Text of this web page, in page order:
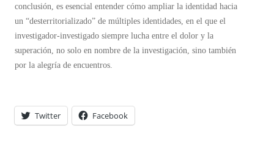
conclusión, es esencial entender cómo ampliar la identidad hacia
un “desterritorializado” de múltiples identidades, en el que el
investigador-investigado siempre lucha entre el dolor y la
superación, no solo en nombre de la investigación, sino también
por la alegría de encuentros.
Twitter Facebook